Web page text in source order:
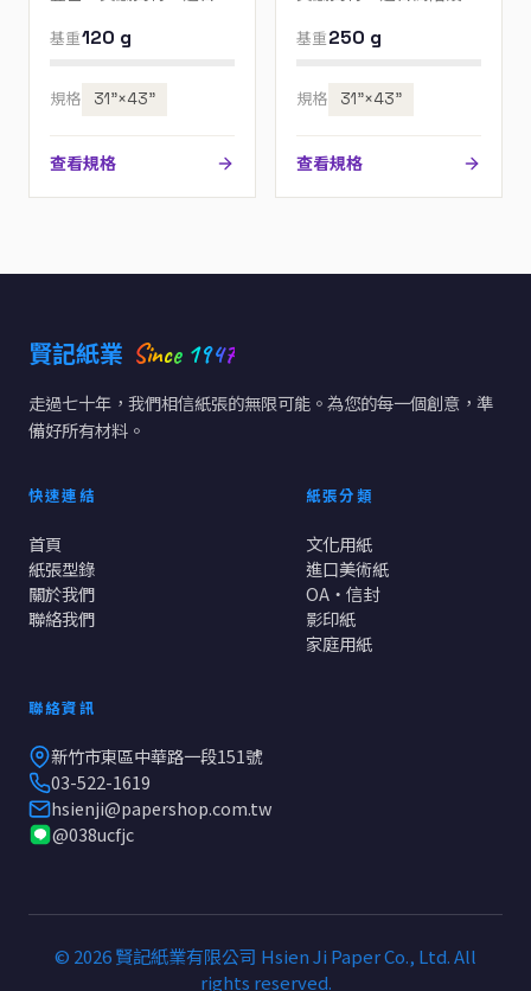
歡迎來電指定色號。
基重120 g
規格 31”×43”
查看規格
來電指定色號。
基重250 g
規格 31”×43”
查看規格
賢記紙業 Since 1947
走過七十年，我們相信紙張的無限可能。為您的每一個創意，準
備好所有材料。
快速連結
首頁
紙張型錄
關於我們
聯絡我們
紙張分類
文化用紙
進口美術紙
OA・信封
影印紙
家庭用紙
聯絡資訊
新竹市東區中華路一段151號
03-522-1619
hsienji@papershop.com.tw
@038ucfjc
© 2026 賢記紙業有限公司 Hsien Ji Paper Co., Ltd. All
rights reserved.